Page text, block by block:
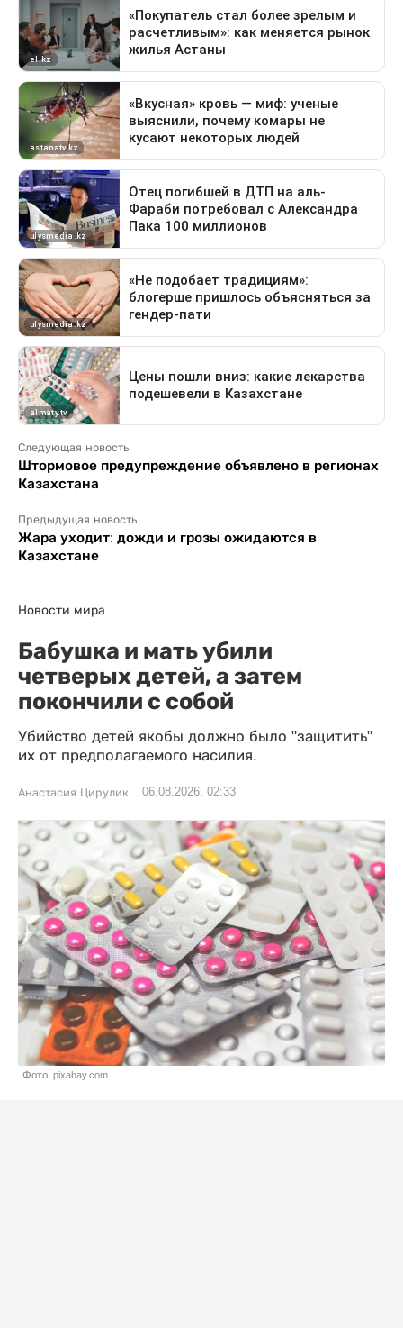
Следующая новость
Штормовое предупреждение объявлено в регионах
Казахстана
Предыдущая новость
Жара уходит: дожди и грозы ожидаются в
Казахстане
Новости мира
Бабушка и мать убили
четверых детей, а затем
покончили с собой
Убийство детей якобы должно было "защитить"
их от предполагаемого насилия.
Анастасия Цирулик 06.08.2026, 02:33
Фото: pixabay.com